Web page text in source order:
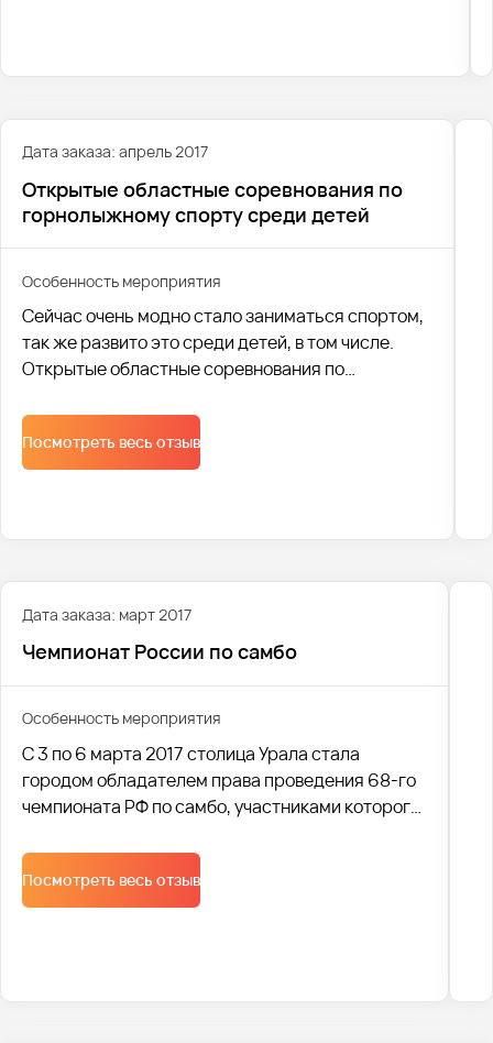
Дата заказа: апрель 2017
Открытые областные соревнования по
горнолыжному спорту среди детей
Особенность мероприятия
Сейчас очень модно стало заниматься спортом,
так же развито это среди детей, в том числе.
Открытые областные соревнования по
23.03 по 24.03 в Екатеринбурге. Перевозкой
Посмотреть весь отзыв
Дата заказа: март 2017
Чемпионат России по самбо
Особенность мероприятия
С 3 по 6 марта 2017 столица Урала стала
городом обладателем права проведения 68-го
чемпионата РФ по самбо, участниками которого
России.
Посмотреть весь отзыв